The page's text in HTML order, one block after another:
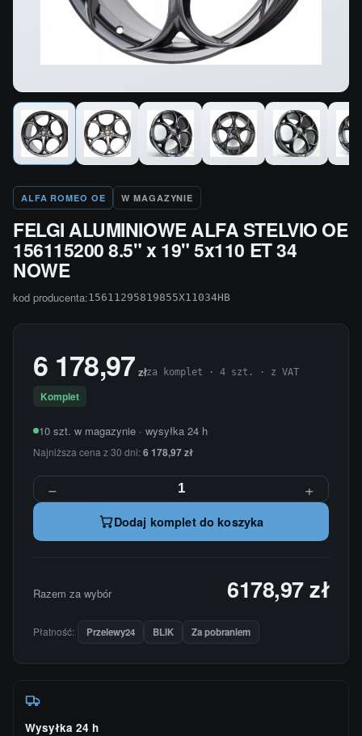
ALFA ROMEO OE W MAGAZYNIE
FELGI ALUMINIOWE ALFA STELVIO OE
156115200 8.5" x 19" 5x110 ET 34
NOWE
kod producenta:15611295819855X11034HB
6 178,97 złza komplet · 4 szt. · z VAT
Komplet
10 szt. w magazynie · wysyłka 24 h
Najniższa cena z 30 dni:6 178,97 zł
− +
Dodaj komplet do koszyka
Razem za wybór 6178,97 zł
Płatność: Przelewy24 BLIK Za pobraniem
Wysyłka 24 h